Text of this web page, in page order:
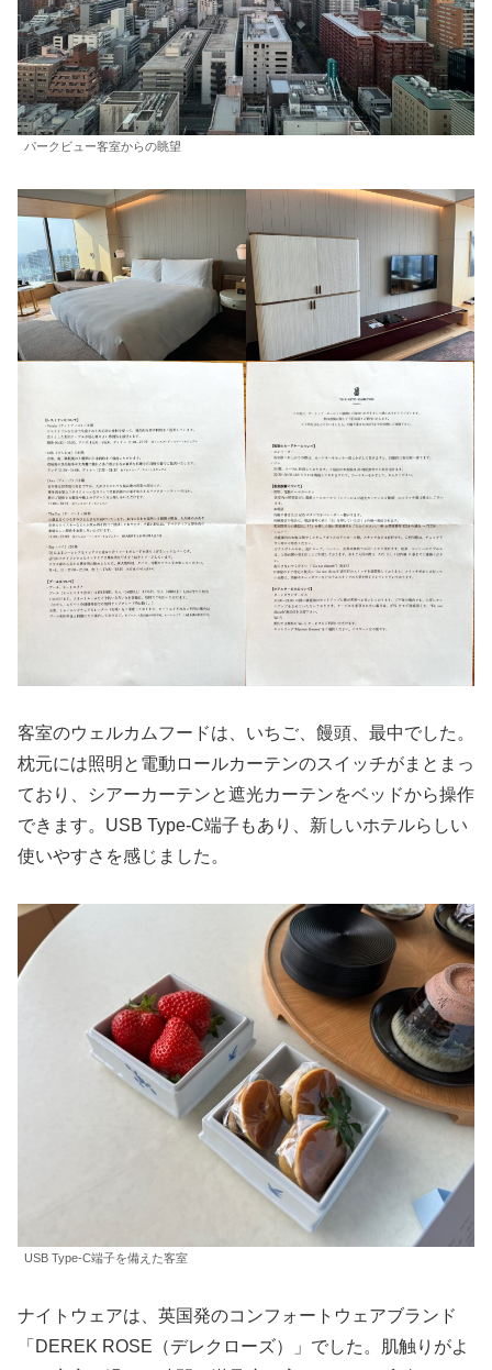
パークビュー客室からの眺望
客室のウェルカムフードは、いちご、饅頭、最中でした。
枕元には照明と電動ロールカーテンのスイッチがまとまっ
ており、シアーカーテンと遮光カーテンをベッドから操作
できます。USB Type-C端子もあり、新しいホテルらしい
使いやすさを感じました。
USB Type-C端子を備えた客室
ナイトウェアは、英国発のコンフォートウェアブランド
「DEREK ROSE（デレクローズ）」でした。肌触りがよ